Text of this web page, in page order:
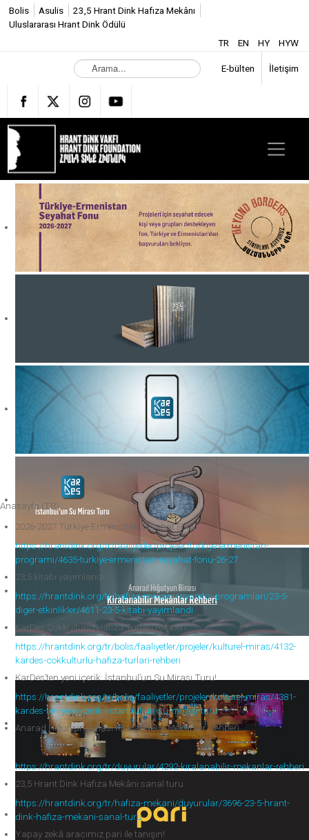
Bolis Asulis
23,5 Hrant Dink Hafıza Mekânı
Uluslararası Hrant Dink Ödülü
TR
EN HY HYW
A
r
m
a
.
.
E-bülten İletişim
Anasayfa (TR)
2026-2027 Türkiye-Ermenistan Seyahat Fonu
https://hrantdink.org/tr/faaliyetler/projeler/turkiye-ermenistan-
programi/4635-turkiye-ermenistan-seyahat-fonu-26-27
23,5 kitabı yayımlandı
https://hrantdink.org/tr/hafiza-mekani/ziyaretci-programlari/23-5-
diger-etkinlikler/4611-23-5-kitabi-yayimlandi
KarDes Çokkültürlü Hafıza Turları Rehberi
https://hrantdink.org/tr/bolis/faaliyetler/projeler/kulturel-miras/4132-
kardes-cokkulturlu-hafiza-turlari-rehberi
KarDes’ten yeni içerik: İstanbul’un Su Mirası Turu!
https://hrantdink.org/tr/bolis/faaliyetler/projeler/kulturel-miras/4381-
kardes-ten-yeni-icerik-i-stanbul-un-su-mirasi-turu
Anarad Hığutyun Binası Kiralanabilir Mekânlar Rehberi
https://hrantdink.org/tr/duyurular/4292-kiralanabilir-mekanlar-rehberi
23,5 Hrant Dink Hafıza Mekânı sanal turu
https://hrantdink.org/tr/hafiza-mekani/duyurular/3696-23-5-hrant-
dink-hafiza-mekani-sanal-turu
Yapay zekâ aracımız pari ile tanışın!